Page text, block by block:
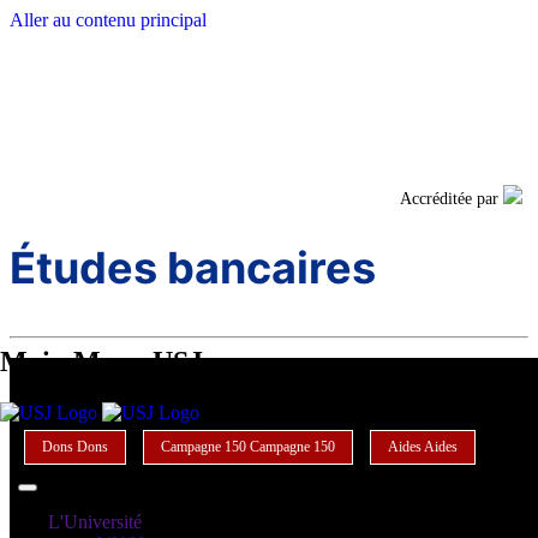
Aller au contenu principal
Accréditée par
Main Menu USJ
Dons Dons Campagne 150 Campagne 150 AidesAides
L'Université
Études bancaires